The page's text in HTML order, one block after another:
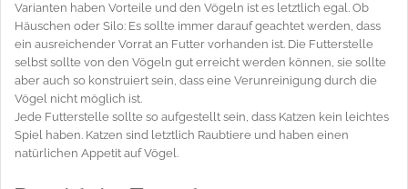
Varianten haben Vorteile und den Vögeln ist es letztlich egal. Ob
Häuschen oder Silo: Es sollte immer darauf geachtet werden, dass
ein ausreichender Vorrat an Futter vorhanden ist. Die Futterstelle
selbst sollte von den Vögeln gut erreicht werden können, sie sollte
aber auch so konstruiert sein, dass eine Verunreinigung durch die
Vögel nicht möglich ist.
Jede Futterstelle sollte so aufgestellt sein, dass Katzen kein leichtes
Spiel haben. Katzen sind letztlich Raubtiere und haben einen
natürlichen Appetit auf Vögel.